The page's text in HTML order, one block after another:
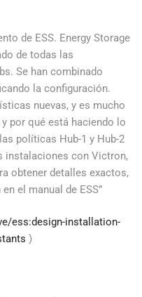
de ESS. Energy Storage
de todas las
Se han combinado
la configuración.
nuevas, y es mucho
por qué está haciendo lo
políticas Hub-1 y Hub-2
instalaciones con Victron,
obtener detalles exactos,
el manual de ESS”
ess:design-installation-
)